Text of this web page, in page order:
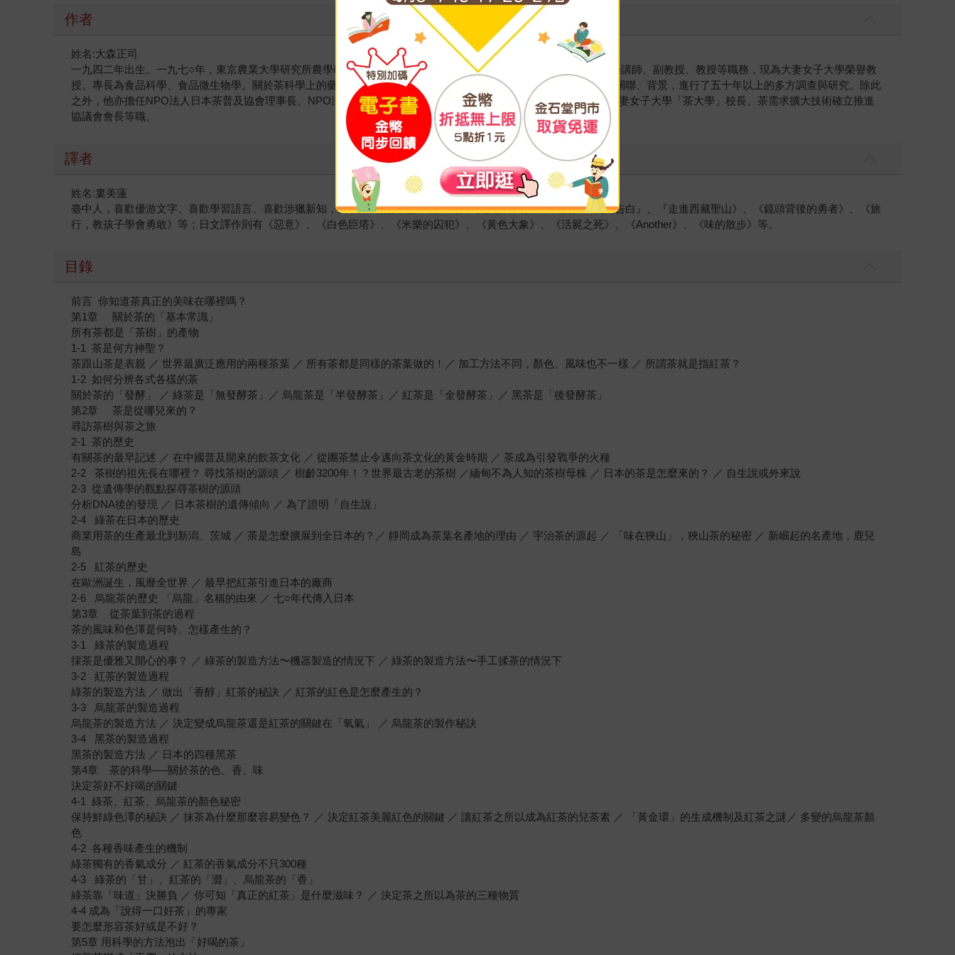
作者
姓名:大森正司
一九四二年出生。一九七○年，東京農業大學研究所農學研究系農藝化學專攻博士課程修畢。之後，歷經大妻女子大學講師、副教授、教授等職務，現為大妻女子大學榮譽教
授。專長為食品科學、食品微生物學。關於茶科學上的藥效、茶的源起，茶與傳統食品、健康在科學上、文化上有何關聯、背景，進行了五十年以上的多方調查與研究。除此
之外，他亦擔任NPO法人日本茶普及協會理事長、NPO法人日本食行動科學研究所所長、茶料理研究會事務局長、大妻女子大學「茶大學」校長、茶需求擴大技術確立推進
協議會會長等職。
譯者
姓名:婁美蓮
臺中人，喜歡優游文字、喜歡學習語言、喜歡涉獵新知，所以始終熱愛翻譯這個工作。英文譯作有《不良女性主義的告白』、『走進西藏聖山》、《鏡頭背後的勇者》、《旅
行，教孩子學會勇敢》等；日文譯作則有《惡意》、《白色巨塔》、《米樂的囚犯》、《黃色大象》、《活屍之死》、《Another》、《味的散步》等。
目錄
前言 你知道茶真正的美味在哪裡嗎？
第1章 關於茶的「基本常識」
所有茶都是「茶樹」的產物
1-1 茶是何方神聖？
茶跟山茶是表親 ／ 世界最廣泛應用的兩種茶葉 ／ 所有茶都是同樣的茶葉做的！／ 加工方法不同，顏色、風味也不一樣 ／ 所謂茶就是指紅茶？
1-2 如何分辨各式各樣的茶
關於茶的「發酵」 ／ 綠茶是「無發酵茶」／ 烏龍茶是「半發酵茶」／ 紅茶是「全發酵茶」／ 黑茶是「後發酵茶」
第2章 茶是從哪兒來的？
尋訪茶樹與茶之旅
2-1 茶的歷史
有關茶的最早記述 ／ 在中國普及開來的飲茶文化 ／ 從團茶禁止令邁向茶文化的黃金時期 ／ 茶成為引發戰爭的火種
2-2 茶樹的祖先長在哪裡？ 尋找茶樹的源頭 ／ 樹齡3200年！？世界最古老的茶樹 ／緬甸不為人知的茶樹母株 ／ 日本的茶是怎麼來的？ ／ 自生說或外來說
2-3 從遺傳學的觀點探尋茶樹的源頭
分析DNA後的發現 ／ 日本茶樹的遺傳傾向 ／ 為了證明「自生說」
2-4 綠茶在日本的歷史
商業用茶的生產最北到新潟、茨城 ／ 茶是怎麼擴展到全日本的？／ 靜岡成為茶葉名產地的理由 ／ 宇治茶的源起 ／ 「味在狹山」，狹山茶的秘密 ／ 新崛起的名產地，鹿兒
島
2-5 紅茶的歷史
在歐洲誕生，風靡全世界 ／ 最早把紅茶引進日本的廠商
2-6 烏龍茶的歷史 「烏龍」名稱的由來 ／ 七○年代傳入日本
第3章 從茶葉到茶的過程
茶的風味和色澤是何時、怎樣產生的？
3-1 綠茶的製造過程
採茶是優雅又開心的事？ ／ 綠茶的製造方法〜機器製造的情況下 ／ 綠茶的製造方法〜手工揉茶的情況下
3-2 紅茶的製造過程
綠茶的製造方法 ／ 做出「香醇」紅茶的秘訣 ／ 紅茶的紅色是怎麼產生的？
3-3 烏龍茶的製造過程
烏龍茶的製造方法 ／ 決定變成烏龍茶還是紅茶的關鍵在「氧氣」 ／ 烏龍茶的製作秘訣
3-4 黑茶的製造過程
黑茶的製造方法 ／ 日本的四種黑茶
第4章 茶的科學──關於茶的色、香、味
決定茶好不好喝的關鍵
4-1 綠茶、紅茶、烏龍茶的顏色秘密
保持鮮綠色澤的秘訣 ／ 抹茶為什麼那麼容易變色？ ／ 決定紅茶美麗紅色的關鍵 ／ 讓紅茶之所以成為紅茶的兒茶素 ／ 「黃金環」的生成機制及紅茶之謎／ 多變的烏龍茶顏
色
4-2 各種香味產生的機制
綠茶獨有的香氣成分 ／ 紅茶的香氣成分不只300種
4-3 綠茶的「甘」、紅茶的「澀」、烏龍茶的「香」
綠茶靠「味道」決勝負 ／ 你可知「真正的紅茶」是什麼滋味？ ／ 決定茶之所以為茶的三種物質
4-4 成為「說得一口好茶」的專家
要怎麼形容茶好或是不好？
第5章 用科學的方法泡出「好喝的茶」